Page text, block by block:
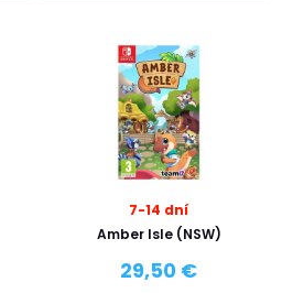
7-14 dní
Amber Isle (NSW)
29,50 €